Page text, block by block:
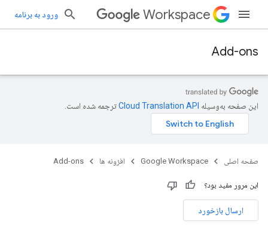
Workspace ورود به برنامه
Add-ons
این صفحه به‌وسیله ترجمه شده است.
صفحه اصلی Google Workspace افزونه ها Add-ons
این مرور مفید بود؟
ارسال بازخورد